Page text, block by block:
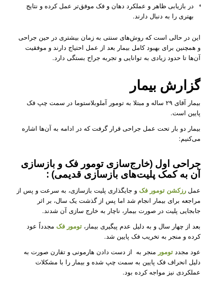
در بازیابی ظاهر و عملکرد دهان و فک موفق‌تر عمل کرده و نتایج
بهتری را به دنبال دارند.
این در حالی‌ است که روش‌های سنتی به زمان بیشتری در حین جراحی
و همچنین برای بهبود کامل بیمار بعد از عمل احتیاج دارند و موفقیت
آن‌ها تا حدود زیادی به توانایی و تجربه جراح بستگی دارد.
گزارش بیمار
بیمار آقای ۲۹ ساله و مبتلا به تومور آملوبلاستوما در سمت چپ فک
پایین است.
بیمار دو بار تحت عمل جراحی قرار گرفت که در ادامه به آن‌ها اشاره
می‌کنیم:
جراحی اول (خارج‌سازی تومور فک و بازسازی
آن به کمک پلیت‌های بازسازی قدیمی) :
عمل رزکشن تومور فکو جایگذاری پلیت بازسازی، به سرعت و پس از
مراجعه برای بیمار انجام شد اما پس از گذشت یک سال، بر اثر
جابجایی پلیت در صورت بیمار، ناچار به خارج سازی آن شدند.
بعد از چهار سال و به دلیل عدم پیگیری بیمار، تومور فکمجدداً عود
کرده و منجر به تخریب فک پایین شد.
عود مجدد تومور منجر به از دست دادن هارمونی و تقارن صورت به
دلیل انحراف فک پایین به سمت چپ شده و بیمار را با مشکلات
عملکردی نیز مواجه کرده بود.